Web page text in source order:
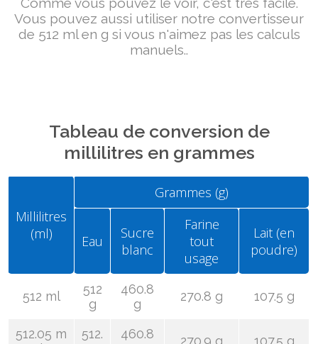
Vous pouvez aussi utiliser notre convertisseur
de 512 ml en g si vous n'aimez pas les calculs
manuels..
Tableau de conversion de
millilitres en grammes
Millilitres
(ml)
Grammes (g)
Eau
Sucre
blanc
Farine
tout
usage
Lait (en
poudre)
512 ml
512
g
460.8
g
270.8 g 107.5 g
512.05 m
512.
460.8
270.9 g 107.5 g